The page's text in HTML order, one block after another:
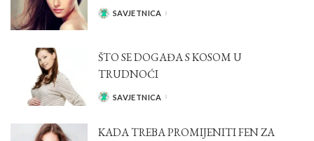
POSTED
SAVJETNICA
ŠTO SE DOGAĐA S KOSOM U
TRUDNOĆI
POSTED
SAVJETNICA
KADA TREBA PROMIJENITI FEN ZA